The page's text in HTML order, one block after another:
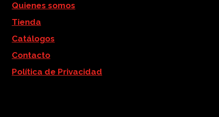
Quienes somos
Tienda
Catálogos
Contacto
Política de Privacidad